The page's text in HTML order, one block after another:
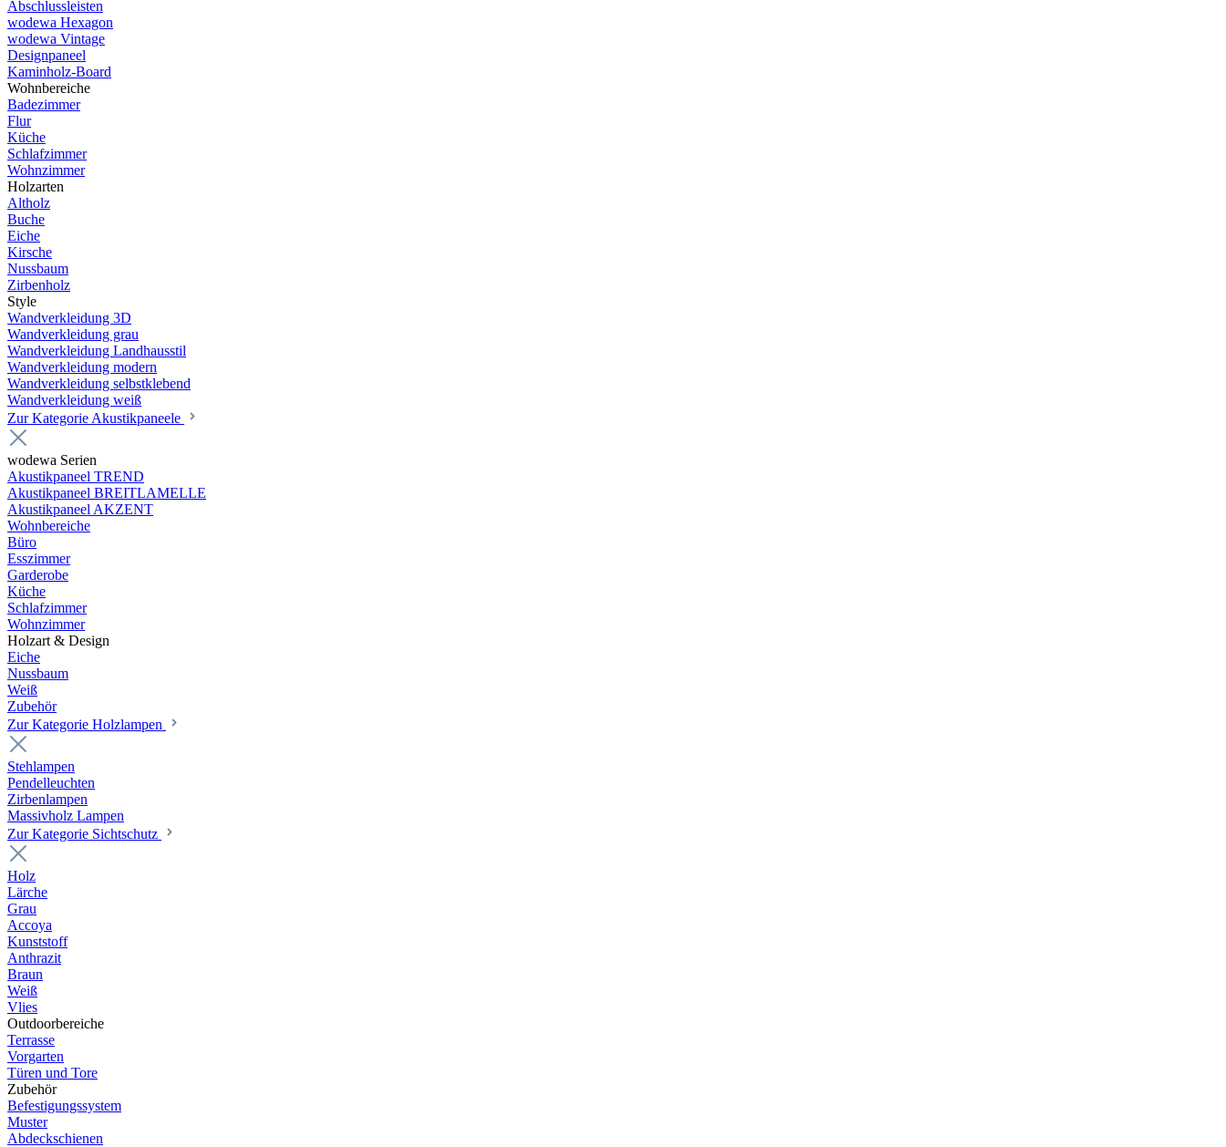
Abschlussleisten
wodewa Hexagon
wodewa Vintage
Designpaneel
Kaminholz-Board
Wohnbereiche
Badezimmer
Flur
Küche
Schlafzimmer
Wohnzimmer
Holzarten
Altholz
Buche
Eiche
Kirsche
Nussbaum
Zirbenholz
Style
Wandverkleidung 3D
Wandverkleidung grau
Wandverkleidung Landhausstil
Wandverkleidung modern
Wandverkleidung selbstklebend
Wandverkleidung weiß
Zur Kategorie Akustikpaneele
wodewa Serien
Akustikpaneel TREND
Akustikpaneel BREITLAMELLE
Akustikpaneel AKZENT
Wohnbereiche
Büro
Esszimmer
Garderobe
Küche
Schlafzimmer
Wohnzimmer
Holzart & Design
Eiche
Nussbaum
Weiß
Zubehör
Zur Kategorie Holzlampen
Stehlampen
Pendelleuchten
Zirbenlampen
Massivholz Lampen
Zur Kategorie Sichtschutz
Holz
Lärche
Grau
Accoya
Kunststoff
Anthrazit
Braun
Weiß
Vlies
Outdoorbereiche
Terrasse
Vorgarten
Türen und Tore
Zubehör
Befestigungssystem
Muster
Abdeckschienen